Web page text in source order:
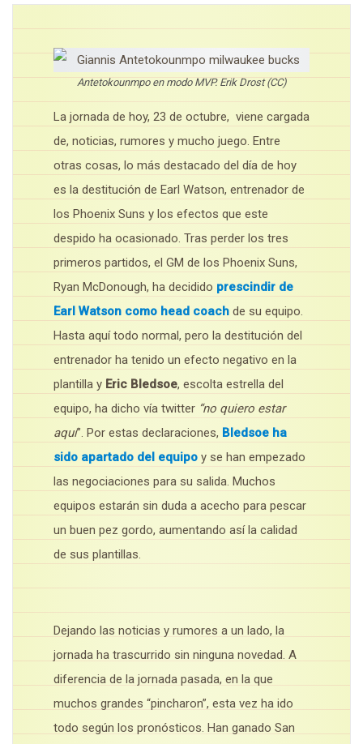
Antetokounmpo en modo MVP. Erik Drost (CC)
La jornada de hoy, 23 de octubre, viene cargada
de, noticias, rumores y mucho juego. Entre
otras cosas, lo más destacado del día de hoy
es la destitución de Earl Watson, entrenador de
los Phoenix Suns y los efectos que este
despido ha ocasionado. Tras perder los tres
primeros partidos, el GM de los Phoenix Suns,
Ryan McDonough, ha decidido prescindir de
Earl Watson como head coach de su equipo.
Hasta aquí todo normal, pero la destitución del
entrenador ha tenido un efecto negativo en la
plantilla y Eric Bledsoe, escolta estrella del
equipo, ha dicho vía twitter “no quiero estar
aquí”. Por estas declaraciones, Bledsoe ha
sido apartado del equipo y se han empezado
las negociaciones para su salida. Muchos
equipos estarán sin duda a acecho para pescar
un buen pez gordo, aumentando así la calidad
de sus plantillas.
Dejando las noticias y rumores a un lado, la
jornada ha trascurrido sin ninguna novedad. A
diferencia de la jornada pasada, en la que
muchos grandes “pincharon”, esta vez ha ido
todo según los pronósticos. Han ganado San